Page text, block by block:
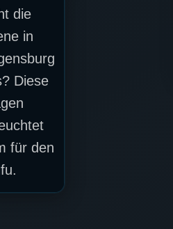
die
in
Diese
für den